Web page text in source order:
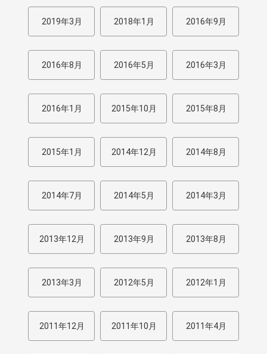
2019年3月 2018年1月 2016年9月
2016年8月 2016年5月 2016年3月
2016年1月 2015年10月 2015年8月
2015年1月 2014年12月 2014年8月
2014年7月 2014年5月 2014年3月
2013年12月 2013年9月 2013年8月
2013年3月 2012年5月 2012年1月
2011年12月 2011年10月 2011年4月